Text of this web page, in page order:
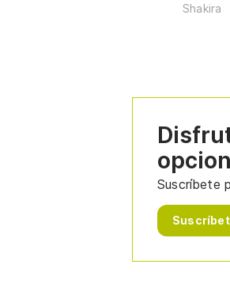
Shakira
Suscríbete